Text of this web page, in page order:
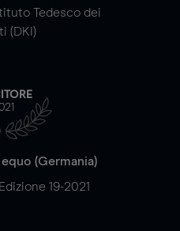
Tedesco dei
(DKI)
(Germania)
19-2021